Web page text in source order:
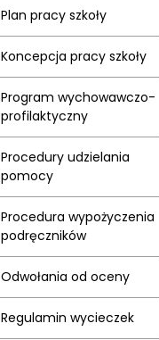
Plan pracy szkoły
Koncepcja pracy szkoły
Program wychowawczo-
profilaktyczny
Procedury udzielania
pomocy
Procedura wypożyczenia
podręczników
Odwołania od oceny
Regulamin wycieczek